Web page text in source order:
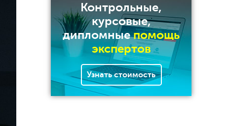
Контрольные,
курсовые,
дипломныепомощь
экспертов
Узнать стоимость